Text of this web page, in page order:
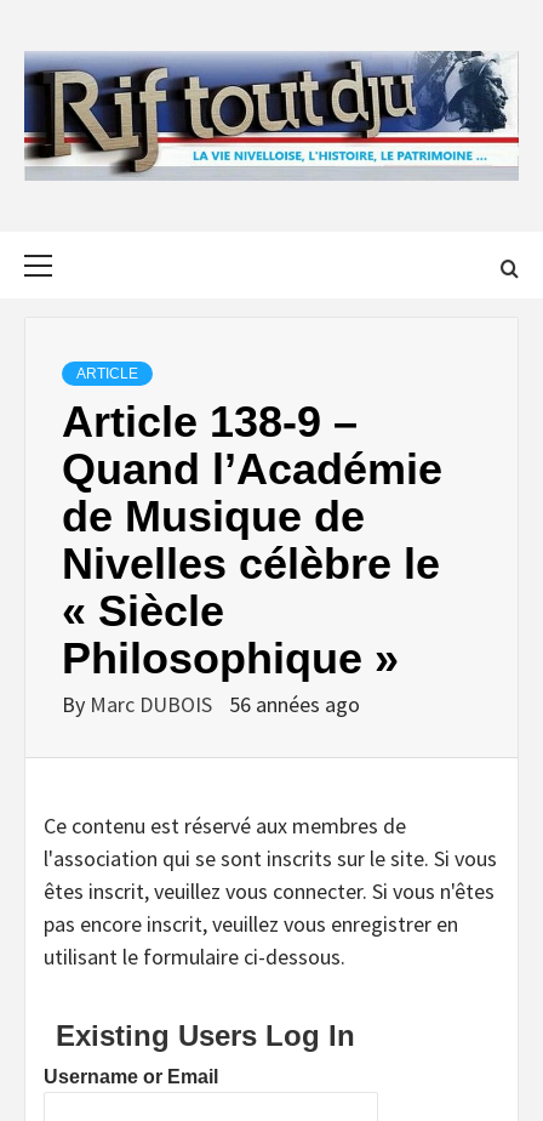
content
ARTICLE
Article 138-9 –
Quand l’Académie
de Musique de
Nivelles célèbre le
« Siècle
Philosophique »
By Marc DUBOIS 56 années ago
Ce contenu est réservé aux membres de
l'association qui se sont inscrits sur le site. Si vous
êtes inscrit, veuillez vous connecter. Si vous n'êtes
pas encore inscrit, veuillez vous enregistrer en
utilisant le formulaire ci-dessous.
Existing Users Log In
Username or Email